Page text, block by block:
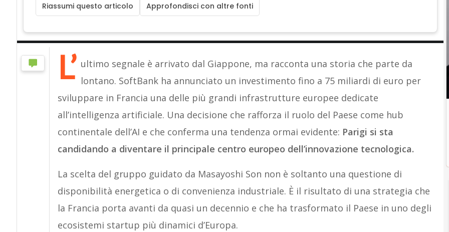
Riassumi questo articolo Approfondisci con altre fonti
L’ ultimo segnale è arrivato dal Giappone, ma racconta una storia che parte da
lontano. SoftBank ha annunciato un investimento fino a 75 miliardi di euro per
sviluppare in Francia una delle più grandi infrastrutture europee dedicate
all’intelligenza artificiale. Una decisione che rafforza il ruolo del Paese come hub
continentale dell’AI e che conferma una tendenza ormai evidente: Parigi si sta
candidando a diventare il principale centro europeo dell’innovazione tecnologica.
La scelta del gruppo guidato da Masayoshi Son non è soltanto una questione di
disponibilità energetica o di convenienza industriale. È il risultato di una strategia che
la Francia porta avanti da quasi un decennio e che ha trasformato il Paese in uno degli
ecosistemi startup più dinamici d’Europa.